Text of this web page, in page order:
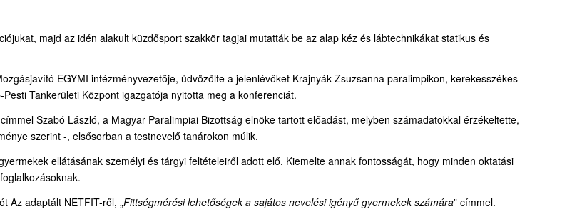
majd az idén alakult küzdősport szakkör tagjai mutatták be az alap kéz és lábtechnikákat statikus és
EGYMI intézményvezetője, üdvözölte a jelenlévőket Krajnyák Zsuzsanna paralimpikon, kerekesszékes
Tankerületi Központ igazgatója nyitotta meg a konferenciát.
címmel Szabó László, a Magyar Paralimpiai Bizottság elnöke tartott előadást, melyben számadatokkal érzékeltette,
szerint -, elsősorban a testnevelő tanárokon múlik.
ellátásának személyi és tárgyi feltételeiről adott elő. Kiemelte annak fontosságát, hogy minden oktatási
Az adaptált NETFIT-ről, „Fittségmérési lehetőségek a sajátos nevelési igényű gyermekek számára” címmel.